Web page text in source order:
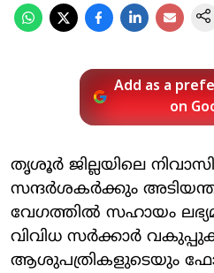
Add as a
on
തൃശൂർ ജില്ലയിലെ
സന്ദർശകർക്കും
വേഗത്തിൽ സഹായം
വിവിധ സർക്കാർ
ആശുപത്രികളുടെയും